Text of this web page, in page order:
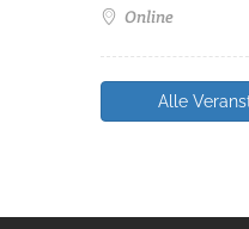
Online
Alle